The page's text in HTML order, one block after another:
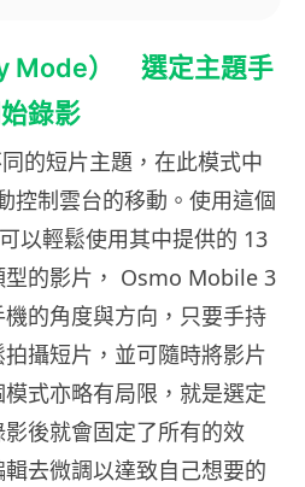
Mode） 選定主題手
錄影
的短片主題，在此模式中
控制雲台的移動。使用這個
以輕鬆使用其中提供的 13
型的影片， Osmo Mobile 3
的角度與方向，只要手持
攝短片，並可隨時將影片
式亦略有局限，就是選定
後就會固定了所有的效
去微調以達致自己想要的